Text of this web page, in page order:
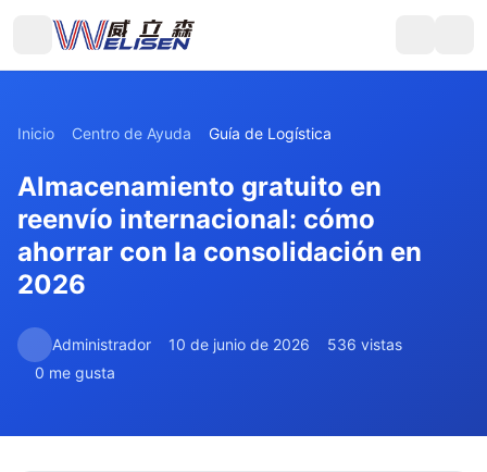
Inicio Centro de Ayuda Guía de Logística
Almacenamiento gratuito en
reenvío internacional: cómo
ahorrar con la consolidación en
2026
Administrador 10 de junio de 2026
536 vistas
0 me gusta